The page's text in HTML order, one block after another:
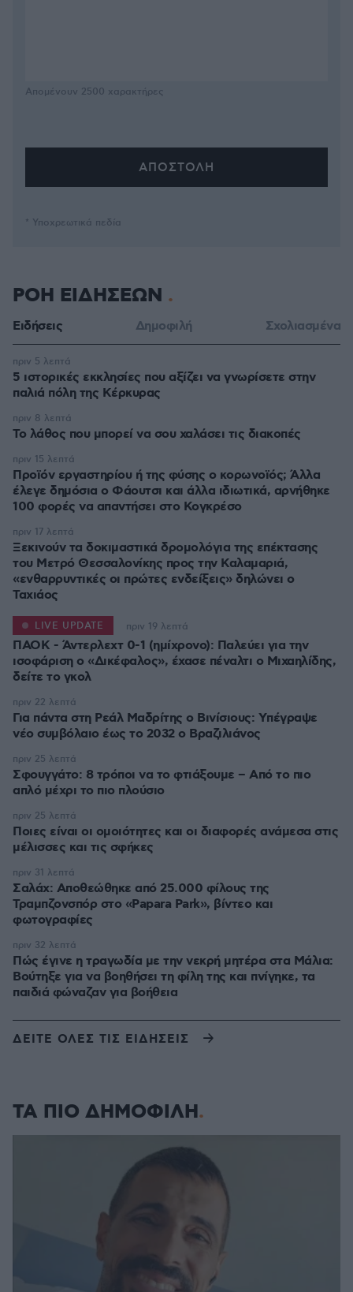
Απομένουν 2500 χαρακτήρες
* Υποχρεωτικά πεδία
ΡΟΗ ΕΙΔΗΣΕΩΝ
Ειδήσεις Δημοφιλή Σχολιασμένα
5 ιστορικές εκκλησίες που αξίζει να γνωρίσετε στην
παλιά πόλη της Κέρκυρας
πριν 5 λεπτά
Το λάθος που μπορεί να σου χαλάσει τις διακοπές
πριν 8 λεπτά
Προϊόν εργαστηρίου ή της φύσης ο κορωνοϊός; Άλλα
έλεγε δημόσια ο Φάουτσι και άλλα ιδιωτικά, αρνήθηκε
100 φορές να απαντήσει στο Κογκρέσο
πριν 15 λεπτά
Ξεκινούν τα δοκιμαστικά δρομολόγια της επέκτασης
του Μετρό Θεσσαλονίκης προς την Καλαμαριά,
«ενθαρρυντικές οι πρώτες ενδείξεις» δηλώνει ο
Ταχιάος
πριν 17 λεπτά
ΠΑΟΚ - Άντερλεχτ 0-1 (ημίχρονο): Παλεύει για την
ισοφάριση ο «Δικέφαλος», έχασε πέναλτι ο Μιχαηλίδης,
LIVE UPDATE πριν 19 λεπτά
Για πάντα στη Ρεάλ Μαδρίτης ο Βινίσιους: Yπέγραψε
νέο συμβόλαιο έως το 2032 ο Βραζιλιάνος
πριν 22 λεπτά
Σφουγγάτο: 8 τρόποι να το φτιάξουμε – Από το πιο
απλό μέχρι το πιο πλούσιο
πριν 25 λεπτά
Ποιες είναι οι ομοιότητες και οι διαφορές ανάμεσα στις
μέλισσες και τις σφήκες
πριν 25 λεπτά
Σαλάχ: Αποθεώθηκε από 25.000 φίλους της
Τραμπζονσπόρ στο «Papara Park», βίντεο και
φωτογραφίες
πριν 31 λεπτά
Πώς έγινε η τραγωδία με την νεκρή μητέρα στα Μάλια:
Βούτηξε για να βοηθήσει τη φίλη της και πνίγηκε, τα
παιδιά φώναζαν για βοήθεια
πριν 32 λεπτά
ΔΕΙΤΕ ΟΛΕΣ ΤΙΣ ΕΙΔΗΣΕΙΣ
ΤΑ ΠΙΟ ΔΗΜΟΦΙΛΗ